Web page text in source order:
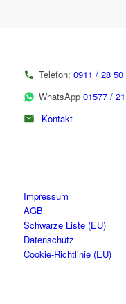
Telefon: 0911 / 28 50
WhatsApp 01577 /
Kontakt
Impressum
AGB
Schwarze Liste (EU)
Datenschutz
Cookie-Richtlinie (EU)